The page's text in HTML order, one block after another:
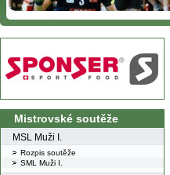
Mistrovské soutěže
MSL Muži I.
Rozpis soutěže
SML Muži I.